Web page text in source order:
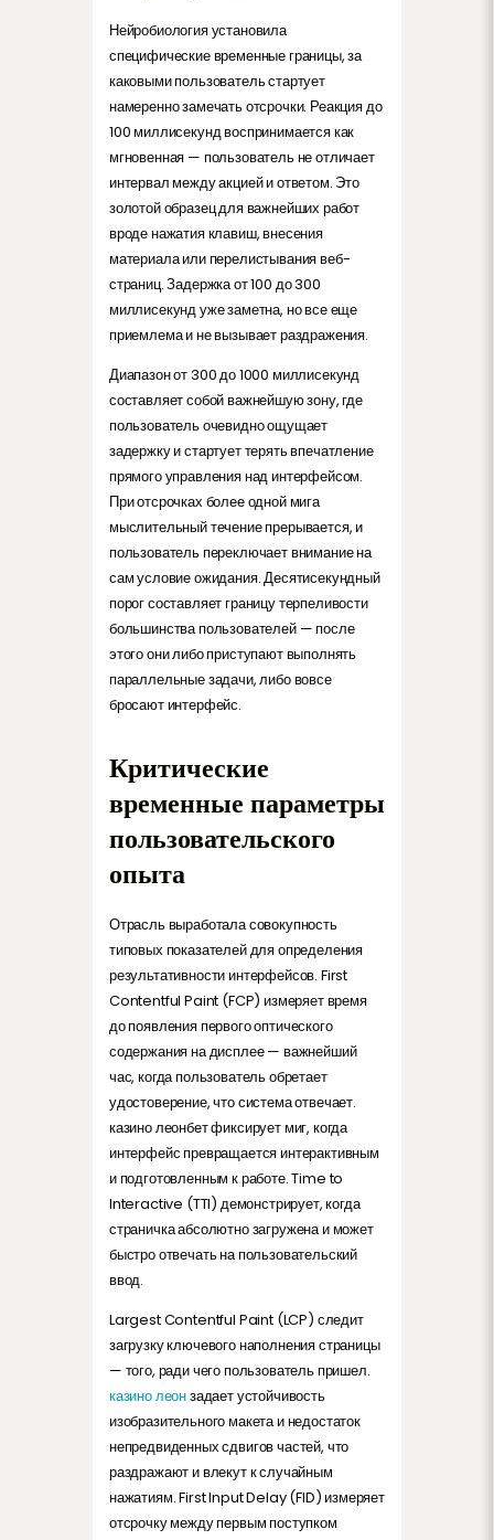
Нейробиология установила
специфические временные границы, за
каковыми пользователь стартует
намеренно замечать отсрочки. Реакция до
100 миллисекунд воспринимается как
мгновенная — пользователь не отличает
интервал между акцией и ответом. Это
золотой образец для важнейших работ
вроде нажатия клавиш, внесения
материала или перелистывания веб-
страниц. Задержка от 100 до 300
миллисекунд уже заметна, но все еще
приемлема и не вызывает раздражения.
Диапазон от 300 до 1000 миллисекунд
составляет собой важнейшую зону, где
пользователь очевидно ощущает
задержку и стартует терять впечатление
прямого управления над интерфейсом.
При отсрочках более одной мига
мыслительный течение прерывается, и
пользователь переключает внимание на
сам условие ожидания. Десятисекундный
порог составляет границу терпеливости
большинства пользователей — после
этого они либо приступают выполнять
параллельные задачи, либо вовсе
бросают интерфейс.
Критические
временные параметры
пользовательского
опыта
Отрасль выработала совокупность
типовых показателей для определения
результативности интерфейсов. First
Contentful Paint (FCP) измеряет время
до появления первого оптического
содержания на дисплее — важнейший
час, когда пользователь обретает
удостоверение, что система отвечает.
казино леонбет фиксирует миг, когда
интерфейс превращается интерактивным
и подготовленным к работе. Time to
Interactive (TTI) демонстрирует, когда
страничка абсолютно загружена и может
быстро отвечать на пользовательский
ввод.
Largest Contentful Paint (LCP) следит
загрузку ключевого наполнения страницы
— того, ради чего пользователь пришел.
казино леонзадает устойчивость
изобразительного макета и недостаток
непредвиденных сдвигов частей, что
раздражают и влекут к случайным
нажатиям. First Input Delay (FID) измеряет
отсрочку между первым поступком